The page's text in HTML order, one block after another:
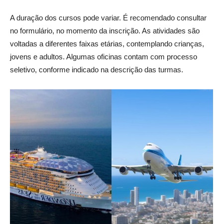
A duração dos cursos pode variar. É recomendado consultar
no formulário, no momento da inscrição. As atividades são
voltadas a diferentes faixas etárias, contemplando crianças,
jovens e adultos. Algumas oficinas contam com processo
seletivo, conforme indicado na descrição das turmas.